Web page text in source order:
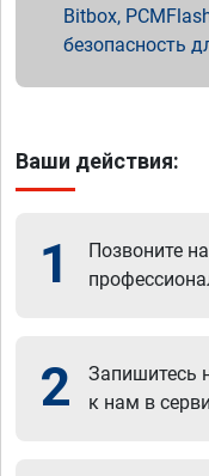
Bitbox,
безопасность
Ваши действия:
1 Позвоните
2
Запишитесь
к нам в